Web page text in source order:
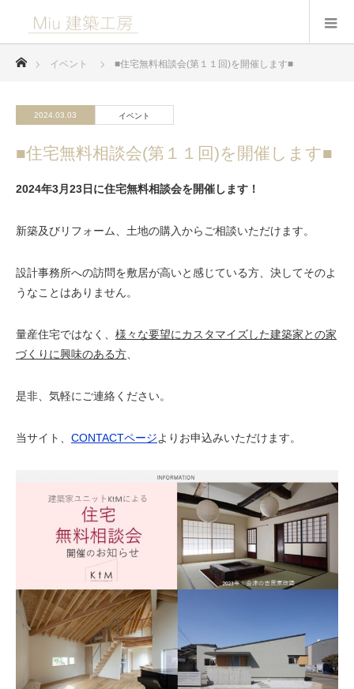
イベント ■住宅無料相談会(第１１回)を開催します■
2024.03.03 イベント
■住宅無料相談会(第１１回)を開催します■
2024年3月23日に住宅無料相談会を開催します！
新築及びリフォーム、土地の購入からご相談いただけます。
設計事務所への訪問を敷居が高いと感じている方、決してそのよ
うなことはありません。
量産住宅ではなく、 様々な要望にカスタマイズした建築家との家
づくりに興味のある方
是非、気軽にご連絡ください。
当サイト、 CONTACTページよりお申込みいただけます。